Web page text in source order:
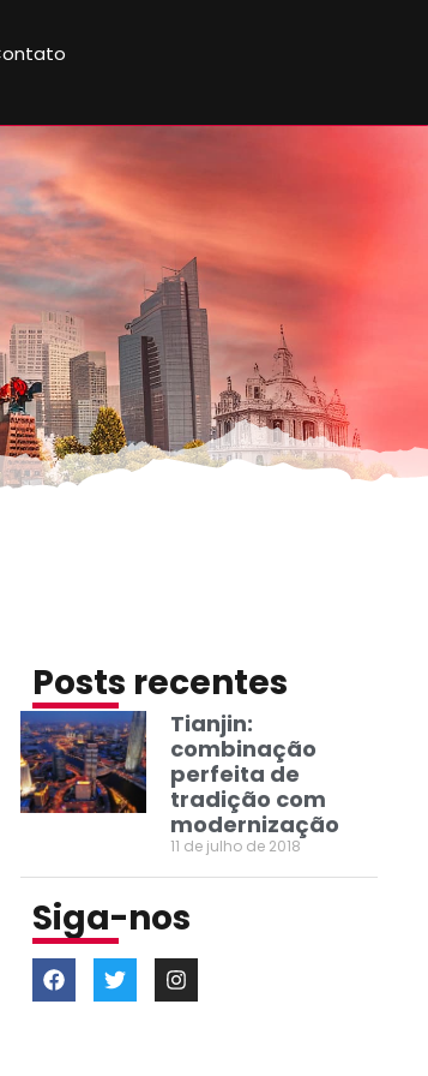
Posts recentes
Tianjin:
combinação
perfeita de
tradição com
modernização
11 de julho de 2018
Siga-nos